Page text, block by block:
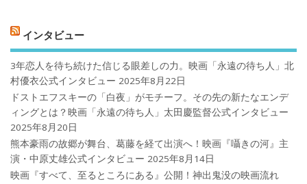
インタビュー
3年恋人を待ち続けた信じる眼差しの力。映画「永遠の待ち人」北
村優衣公式インタビュー 2025年8月22日
ドストエフスキーの「白夜」がモチーフ。その先の新たなエンデ
ィングとは？映画「永遠の待ち人」太田慶監督公式インタビュー
2025年8月20日
熊本豪雨の故郷が舞台、葛藤を経て出演へ！映画『囁きの河』主
演・中原丈雄公式インタビュー 2025年8月14日
映画『すべて、至るところにある』公開！神出鬼没の映画流れ